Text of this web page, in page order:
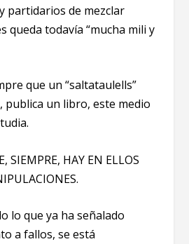
partidarios de mezclar
queda todavía “mucha mili y
que un “saltataulells”
un libro, este medio
SIEMPRE, HAY EN ELLOS
lo que ya ha señalado
a fallos, se está